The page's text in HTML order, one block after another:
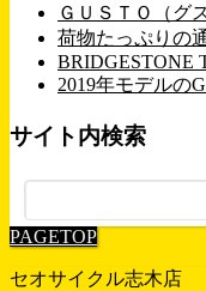
ＧＵＳＴＯ（グ
荷物たっぷりの
BRIDGESTONE
2019年モデルの
サイト内検索
索:
PAGETOP
セオサイクル志木店